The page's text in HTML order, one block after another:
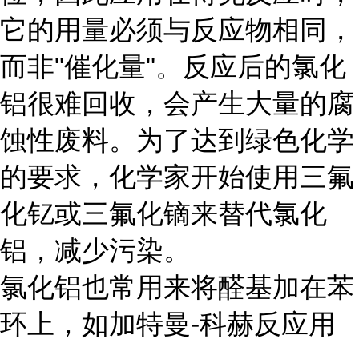
它的用量必须与反应物相同，
而非"催化量"。反应后的氯化
铝很难回收，会产生大量的腐
蚀性废料。为了达到绿色化学
的要求，化学家开始使用三氟
化钇或三氟化镝来替代氯化
铝，减少污染。
氯化铝也常用来将醛基加在苯
环上，如加特曼-科赫反应用